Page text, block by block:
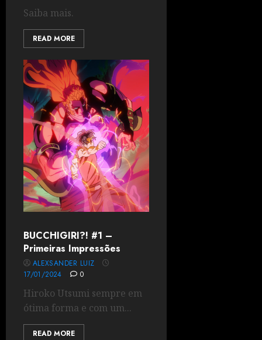
Saiba mais.
READ MORE
BUCCHIGIRI?! #1 –
Primeiras Impressões
ALEXSANDER LUIZ
17/01/2024
0
Hiroko Utsumi sempre em
ótima forma e com um...
READ MORE